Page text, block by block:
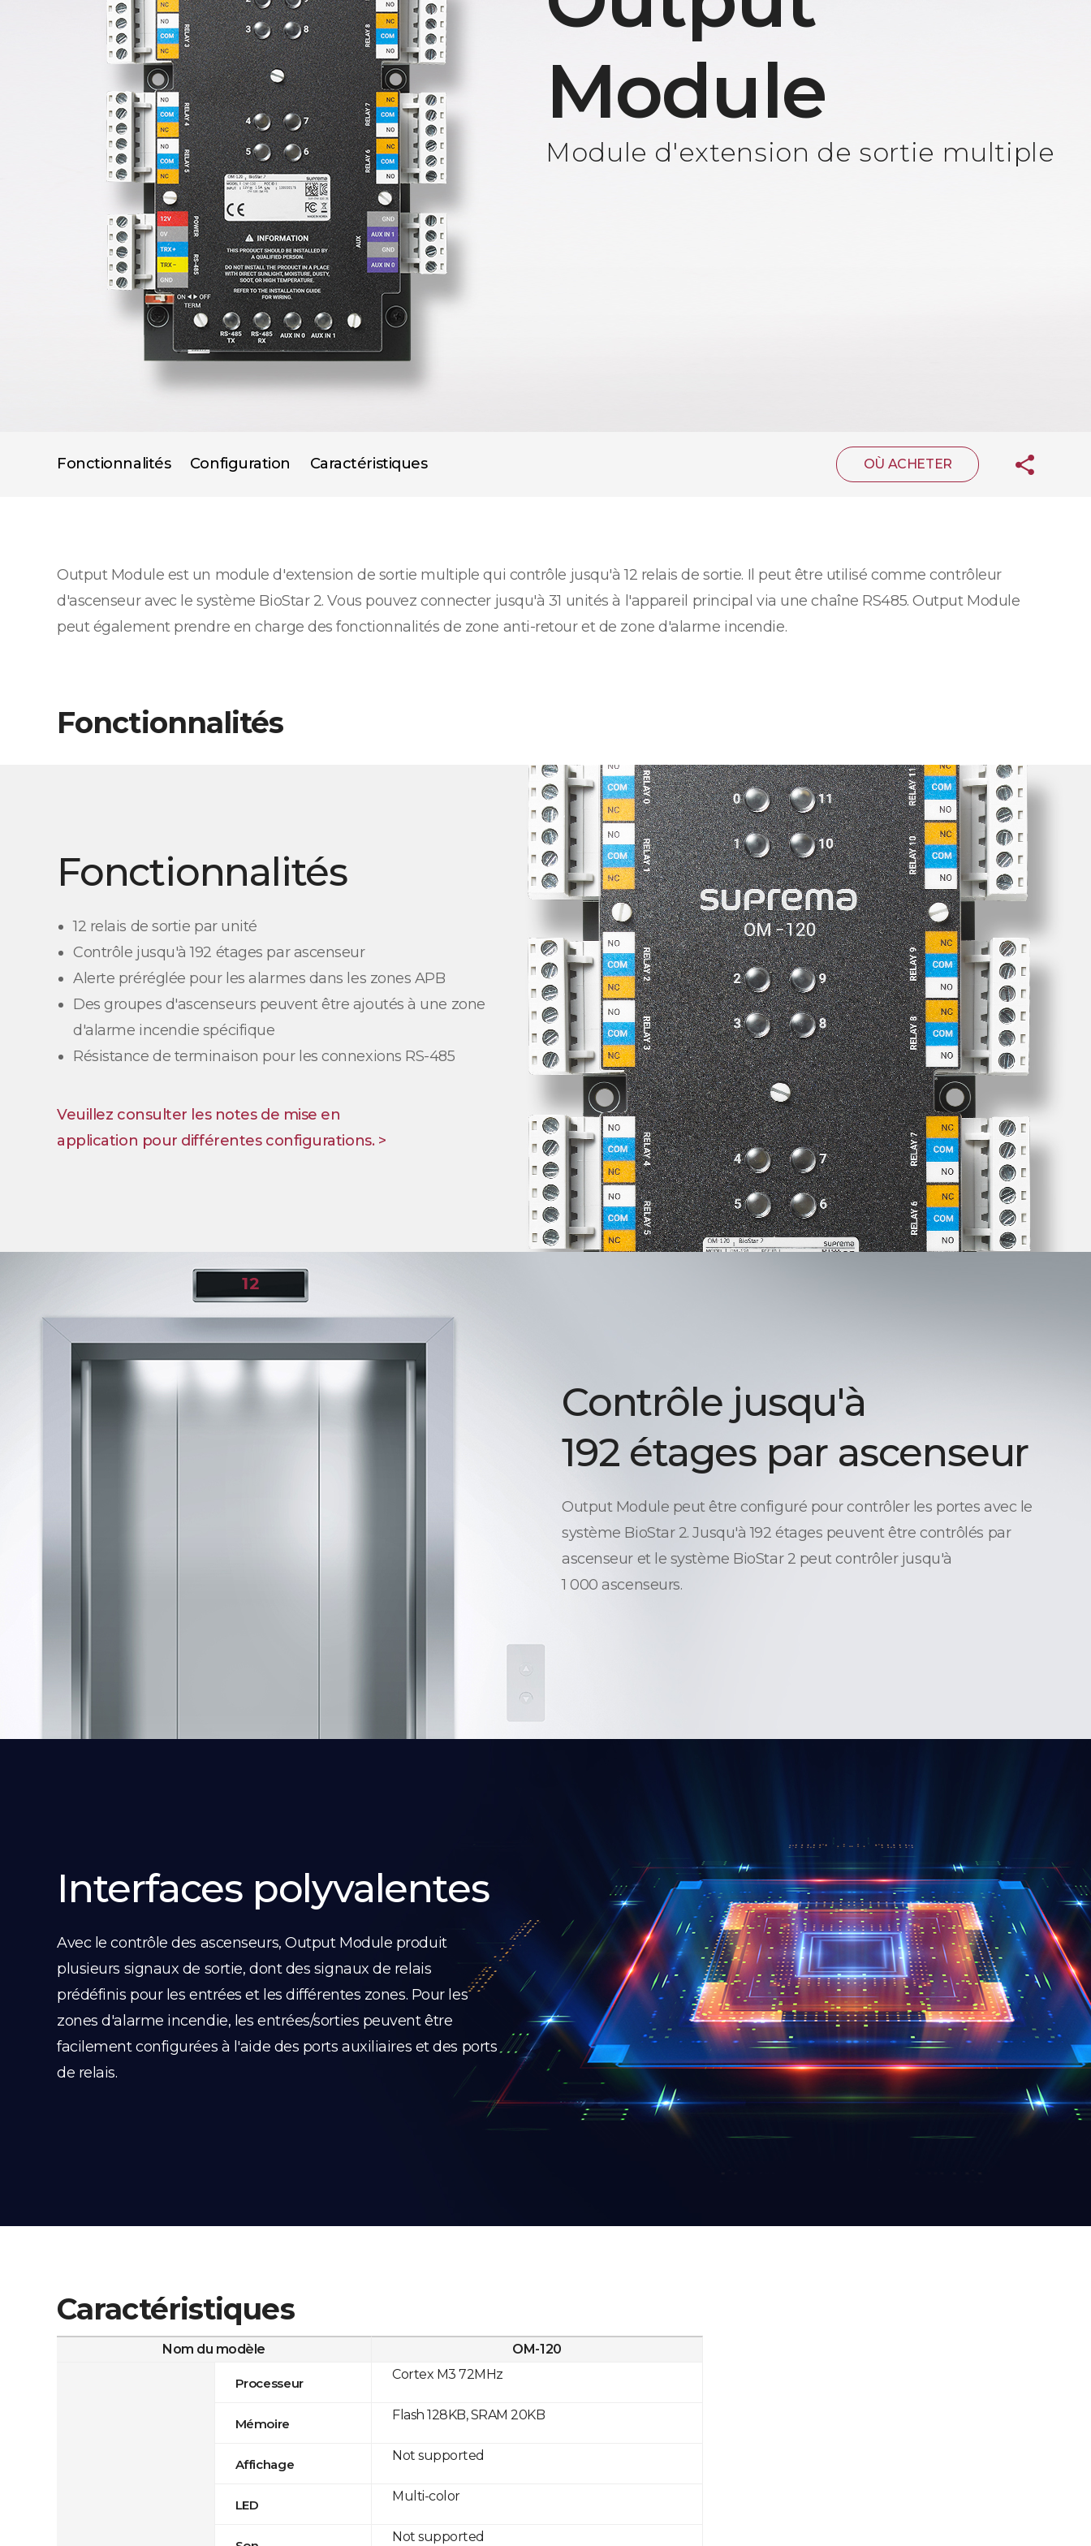
Module
Module d'extension de sortie multiple
Fonctionnalités Configuration Caractéristiques OÙ ACHETER
Output Module est un module d'extension de sortie multiple qui contrôle jusqu'à 12 relais de sortie. Il peut être utilisé comme contrôleur
d'ascenseur avec le système BioStar 2. Vous pouvez connecter jusqu'à 31 unités à l'appareil principal via une chaîne RS485. Output Module
peut également prendre en charge des fonctionnalités de zone anti-retour et de zone d'alarme incendie.
Fonctionnalités
Fonctionnalités
12 relais de sortie par unité
Contrôle jusqu'à 192 étages par ascenseur
Alerte préréglée pour les alarmes dans les zones APB
Des groupes d'ascenseurs peuvent être ajoutés à une zone
d'alarme incendie spécifique
Résistance de terminaison pour les connexions RS-485
Veuillez consulter les notes de mise en
application pour différentes configurations. >
Contrôle jusqu'à
192 étages par ascenseur
Output Module peut être configuré pour contrôler les portes avec le
système BioStar 2. Jusqu'à 192 étages peuvent être contrôlés par
ascenseur et le système BioStar 2 peut contrôler jusqu'à
1 000 ascenseurs.
Interfaces polyvalentes
Avec le contrôle des ascenseurs, Output Module produit
plusieurs signaux de sortie, dont des signaux de relais
prédéfinis pour les entrées et les différentes zones. Pour les
zones d'alarme incendie, les entrées/sorties peuvent être
facilement configurées à l'aide des ports auxiliaires et des ports
de relais.
Caractéristiques
Nom du modèle
Processeur
Mémoire
Affichage
LED
OM-120
Cortex M3 72MHz
Flash 128KB, SRAM 20KB
Not supported
Multi-color
Not supported